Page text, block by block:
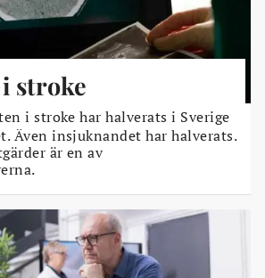
stroke
i stroke har halverats i Sverige
Även insjuknandet har halverats.
är en av